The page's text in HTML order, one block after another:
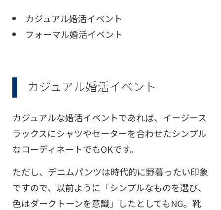
カジュアル婚活イベント
フォーマル婚活イベント
カジュアル婚活イベント
カジュアルな婚活イベントであれば、イージース
ラックスにシャツやセーターを合わせたシンプル
なコーディネートでもOKです。
ただし、デニムパンツは時代的に野暮ったい印象
ですので、以前ように「シンプルなものを選び、
色はダークトーンを意識」したとしてもNG。靴